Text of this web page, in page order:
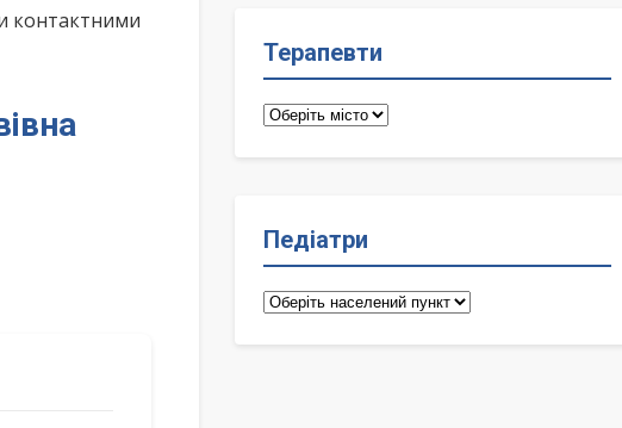
контактними
Терапевти
Терапевти
Педіатри
Педіатри